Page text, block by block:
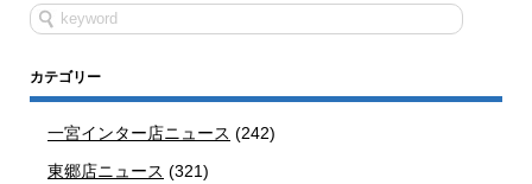
カテゴリー
一宮インター店ニュース (242)
東郷店ニュース (321)